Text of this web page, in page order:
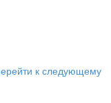
к следующему